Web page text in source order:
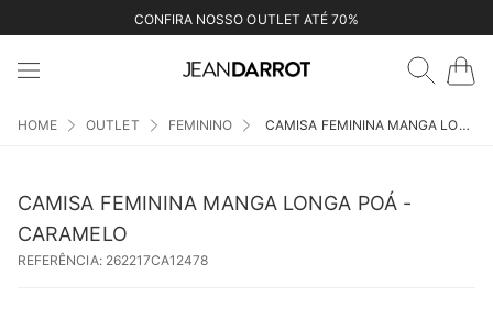
CONFIRA NOSSO OUTLET ATÉ 70%
OUTLET FEMININO CAMISA FEMININA MANGA LONGA POÁ - CARAMELO
CAMISA FEMININA MANGA LONGA POÁ -
CARAMELO
REFERÊNCIA: 262217CA12478